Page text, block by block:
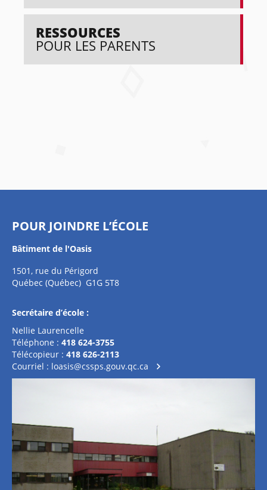
RESSOURCES
POUR LES PARENTS
POUR JOINDRE L’ÉCOLE
Bâtiment de l'Oasis
1501, rue du Périgord
Québec (Québec) G1G 5T8
Secrétaire d’école :
Nellie Laurencelle
Téléphone : 418 624-3755
Télécopieur : 418 626-2113
Courriel : loasis@cssps.gouv.qc.ca